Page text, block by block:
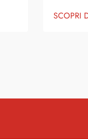
uno dei
SCOPRI